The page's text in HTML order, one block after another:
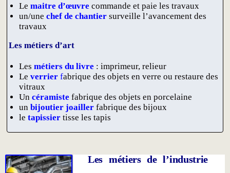
Le maitre d’œuvre commande et paie les travaux
un/une chef de chantier surveille l’avancement des
travaux
Les métiers d’art
Les métiers du livre : imprimeur, relieur
Le verrier fabrique des objets en verre ou restaure des
vitraux
Un céramiste fabrique des objets en porcelaine
un bijoutier joailler fabrique des bijoux
le tapissier tisse les tapis
Les métiers de l’industrie